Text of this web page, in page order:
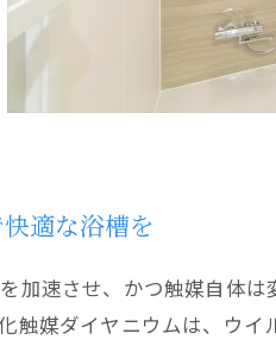
適な浴槽を
加速させ、かつ触媒自体は
触媒ダイヤニウムは、ウ